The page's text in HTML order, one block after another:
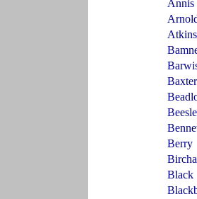
Annis
Baxter
Berry
Black